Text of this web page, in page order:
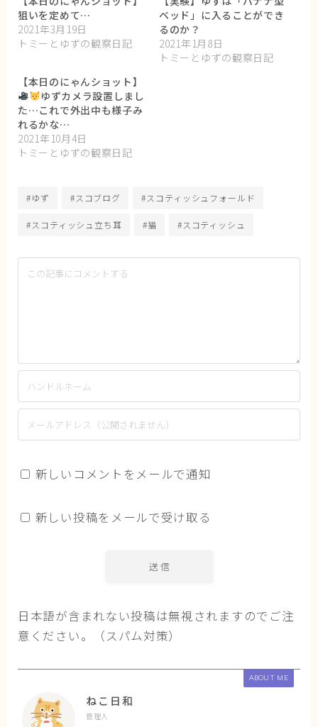
狙いを定めて…
2021年3月19日
トミーとゆずの観察日記
ベッド」に入ることができ
るのか？
2021年1月8日
トミーとゆずの観察日記
【本日のにゃんショット】
ゆずカメラ設置しまし
た…これで外出中も様子み
れるかな…
2021年10月4日
トミーとゆずの観察日記
#ゆず #スコブログ #スコティッシュフォールド
#スコティッシュ立ち耳 #猫 #スコティッシュ
新しいコメントをメールで通知
新しい投稿をメールで受け取る
日本語が含まれない投稿は無視されますのでご注
意ください。（スパム対策）
ABOUT ME
ねこ日和
管理人